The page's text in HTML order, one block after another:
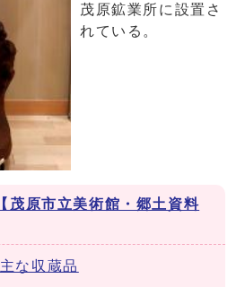
茂原鉱業所に設置さ
れている。
茂原市立美術館・郷土資料
な収蔵品